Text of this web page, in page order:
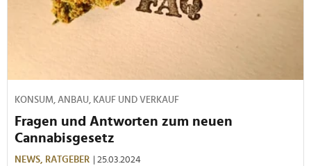
KONSUM, ANBAU, KAUF UND VERKAUF
Fragen und Antworten zum neuen
Cannabisgesetz
NEWS, RATGEBER | 25.03.2024